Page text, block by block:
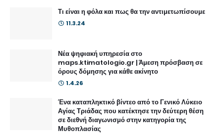
Τι είναι η φόλα και πως θα την αντιμετωπίσουμε
11.3.24
Νέα ψηφιακή υπηρεσία στο
maps.ktimatologio.gr | Άμεση πρόσβαση σε
όρους δόμησης για κάθε ακίνητο
1.4.26
Ένα καταπληκτικό βίντεο από το Γενικό Λύκειο
Αγίας Τριάδας που κατέκτησε την δεύτερη θέση
σε διεθνή διαγωνισμό στην κατηγορία της
Μυθοπλασίας